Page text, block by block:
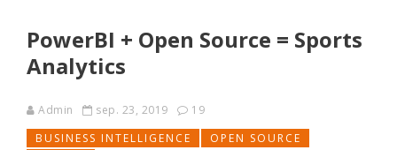
PowerBI + Open Source = Sports
Analytics
Admin sep. 23, 2019
19
BUSINESS INTELLIGENCE
OPEN SOURCE